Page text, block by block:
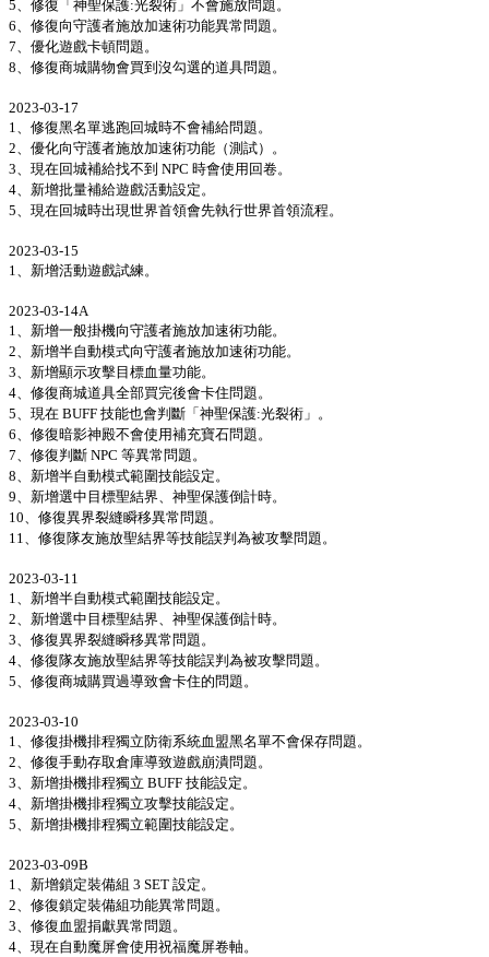
5、修復「神聖保護:光裂術」不會施放問題。
6、修復向守護者施放加速術功能異常問題。
7、優化遊戲卡頓問題。
8、修復商城購物會買到沒勾選的道具問題。
2023-03-17
1、修復黑名單逃跑回城時不會補給問題。
2、優化向守護者施放加速術功能（測試）。
3、現在回城補給找不到 NPC 時會使用回卷。
4、新增批量補給遊戲活動設定。
5、現在回城時出現世界首領會先執行世界首領流程。
2023-03-15
1、新增活動遊戲試練。
2023-03-14A
1、新增一般掛機向守護者施放加速術功能。
2、新增半自動模式向守護者施放加速術功能。
3、新增顯示攻擊目標血量功能。
4、修復商城道具全部買完後會卡住問題。
5、現在 BUFF 技能也會判斷「神聖保護:光裂術」。
6、修復暗影神殿不會使用補充寶石問題。
7、修復判斷 NPC 等異常問題。
8、新增半自動模式範圍技能設定。
9、新增選中目標聖結界、神聖保護倒計時。
10、修復異界裂縫瞬移異常問題。
11、修復隊友施放聖結界等技能誤判為被攻擊問題。
2023-03-11
1、新增半自動模式範圍技能設定。
2、新增選中目標聖結界、神聖保護倒計時。
3、修復異界裂縫瞬移異常問題。
4、修復隊友施放聖結界等技能誤判為被攻擊問題。
5、修復商城購買過導致會卡住的問題。
2023-03-10
1、修復掛機排程獨立防衛系統血盟黑名單不會保存問題。
2、修復手動存取倉庫導致遊戲崩潰問題。
3、新增掛機排程獨立 BUFF 技能設定。
4、新增掛機排程獨立攻擊技能設定。
5、新增掛機排程獨立範圍技能設定。
2023-03-09B
1、新增鎖定裝備組 3 SET 設定。
2、修復鎖定裝備組功能異常問題。
3、修復血盟捐獻異常問題。
4、現在自動魔屏會使用祝福魔屏卷軸。